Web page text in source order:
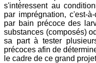
s'intéressent au
par imprégnation, c'est-
par bain précoce des
substances (composés)
sa part à tester
précoces afin de
le cadre de ce grand